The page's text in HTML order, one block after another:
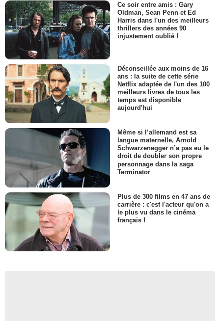
Ce soir entre amis : Gary
Oldman, Sean Penn et Ed
Harris dans l'un des meilleurs
thrillers des années 90
injustement oublié !
Déconseillée aux moins de 16
ans : la suite de cette série
Netflix adaptée de l'un des 100
meilleurs livres de tous les
temps est disponible
aujourd'hui
Même si l’allemand est sa
langue maternelle, Arnold
Schwarzenegger n’a pas eu le
droit de doubler son propre
personnage dans la saga
Terminator
Plus de 300 films en 47 ans de
carrière : c'est l'acteur qu'on a
le plus vu dans le cinéma
français !